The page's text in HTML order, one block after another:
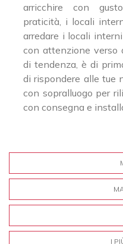
arricchire con
praticità, i locali
arredare i locali
con attenzione verso
di tendenza, è di
di rispondere alle tue
con sopralluogo per
con consegna e
I